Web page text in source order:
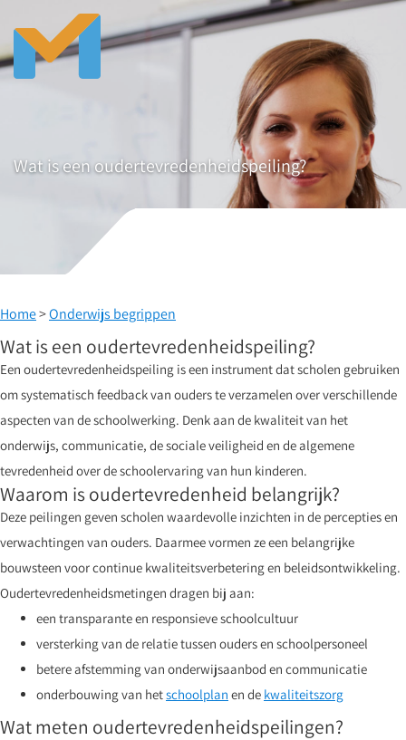
Wat is een oudertevredenheidspeiling?
Home>Onderwijs begrippen
Wat is een oudertevredenheidspeiling?
Een oudertevredenheidspeiling is een instrument dat scholen gebruiken
om systematisch feedback van ouders te verzamelen over verschillende
aspecten van de schoolwerking. Denk aan de kwaliteit van het
onderwijs, communicatie, de sociale veiligheid en de algemene
tevredenheid over de schoolervaring van hun kinderen.
Waarom is oudertevredenheid belangrijk?
Deze peilingen geven scholen waardevolle inzichten in de percepties en
verwachtingen van ouders. Daarmee vormen ze een belangrijke
bouwsteen voor continue kwaliteitsverbetering en beleidsontwikkeling.
Oudertevredenheidsmetingen dragen bij aan:
een transparante en responsieve schoolcultuur
versterking van de relatie tussen ouders en schoolpersoneel
betere afstemming van onderwijsaanbod en communicatie
onderbouwing van hetschoolplan en de kwaliteitszorg
Wat meten oudertevredenheidspeilingen?